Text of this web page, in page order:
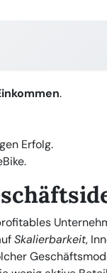
.
Erfolg.
Skalierbarkeit,